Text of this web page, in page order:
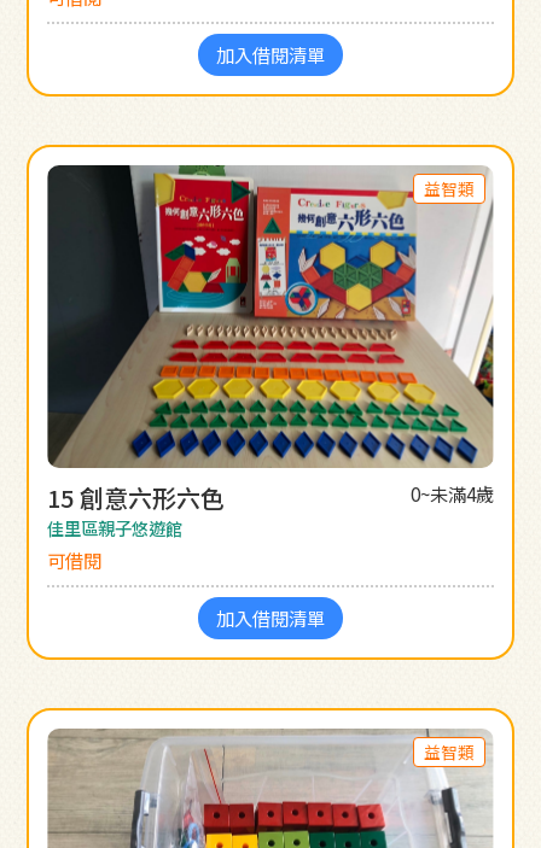
加入借閱清單
益智類
15 創意六形六色 0~未滿4歲
佳里區親子悠遊館
可借閱
加入借閱清單
益智類